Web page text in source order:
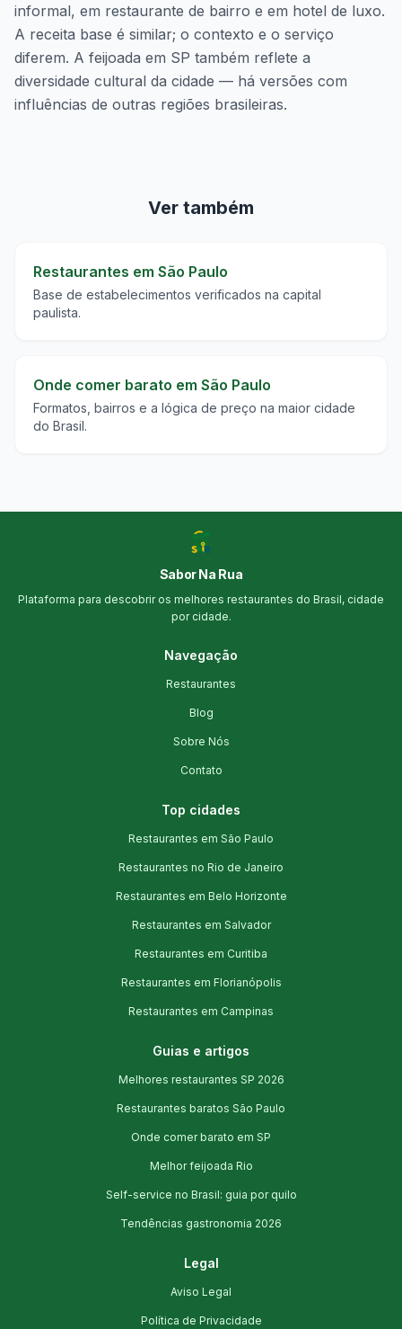
informal, em restaurante de bairro e em hotel de luxo.
A receita base é similar; o contexto e o serviço
diferem. A feijoada em SP também reflete a
diversidade cultural da cidade — há versões com
influências de outras regiões brasileiras.
Ver também
Restaurantes em São Paulo
Base de estabelecimentos verificados na capital
paulista.
Onde comer barato em São Paulo
Formatos, bairros e a lógica de preço na maior cidade
do Brasil.
Sabor Na Rua
Plataforma para descobrir os melhores restaurantes do Brasil, cidade
por cidade.
Navegação
Restaurantes
Blog
Sobre Nós
Contato
Top cidades
Restaurantes em São Paulo
Restaurantes no Rio de Janeiro
Restaurantes em Belo Horizonte
Restaurantes em Salvador
Restaurantes em Curitiba
Restaurantes em Florianópolis
Restaurantes em Campinas
Guias e artigos
Melhores restaurantes SP 2026
Restaurantes baratos São Paulo
Onde comer barato em SP
Melhor feijoada Rio
Self-service no Brasil: guia por quilo
Tendências gastronomia 2026
Legal
Aviso Legal
Política de Privacidade